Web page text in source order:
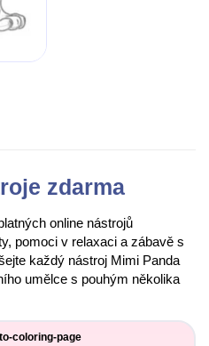
zdarma
online nástrojů
pomoci v relaxaci a zábavě s
každý nástroj Mimi Panda
umělce s pouhým několika
coloring-page